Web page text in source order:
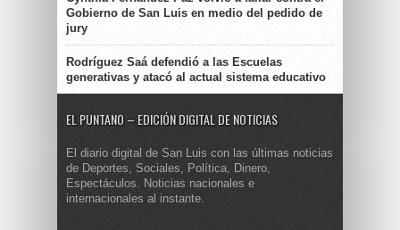
Gobierno de San Luis en medio del pedido de
jury
Rodríguez Saá defendió a las Escuelas
generativas y atacó al actual sistema educativo
EL PUNTANO – EDICIÓN DIGITAL DE NOTICIAS
El diario digital de San Luis con las últimas noticias
de Deportes, Sociales, Política, Dinero,
Espectáculos. Noticias nacionales e
internacionales al instante.